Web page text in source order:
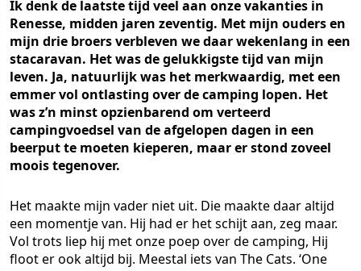
Ik denk de laatste tijd veel aan onze vakanties in
Renesse, midden jaren zeventig. Met mijn ouders en
mijn drie broers verbleven we daar wekenlang in een
stacaravan. Het was de gelukkigste tijd van mijn
leven. Ja, natuurlijk was het merkwaardig, met een
emmer vol ontlasting over de camping lopen. Het
was z’n minst opzienbarend om verteerd
campingvoedsel van de afgelopen dagen in een
beerput te moeten kieperen, maar er stond zoveel
moois tegenover.
Het maakte mijn vader niet uit. Die maakte daar altijd
een momentje van. Hij had er het schijt aan, zeg maar.
Vol trots liep hij met onze poep over de camping, Hij
floot er ook altijd bij. Meestal iets van The Cats. ‘One